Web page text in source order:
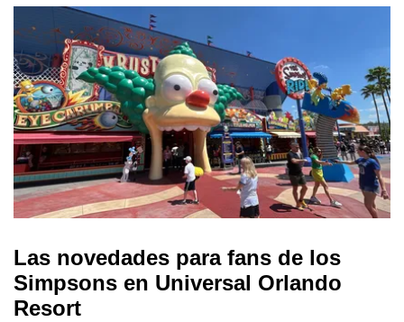
Las novedades para fans de los
Simpsons en Universal Orlando
Resort